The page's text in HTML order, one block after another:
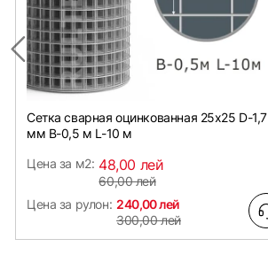
Сетка сварная оцинкованная 25х25 D-1,7
мм B-0,5 м L-10 м
Цена за м2: 48,00 лей
60,00 лей
Цена за рулон: 240,00 лей
300,00 лей